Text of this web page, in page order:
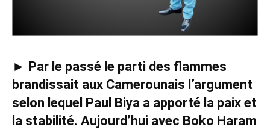
► Par le passé le parti des flammes
brandissait aux Camerounais l’argument
selon lequel Paul Biya a apporté la paix et
la stabilité. Aujourd’hui avec Boko Haram